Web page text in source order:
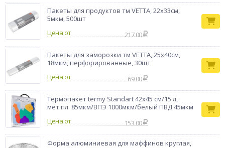
Пакеты для продуктов тм VETTA, 22x33см,
5мкм, 500шт
Цена от
217.00
Пакеты для заморозки тм VETTA, 25x40см,
18мкм, перфорированные, 30шт
Цена от
69.00
Термопакет termy Standart 42х45 см/15 л,
мет.пл. 85мкм/ВПЭ 1000мкм/белый ПВД 45мкм
Цена от
153.00
Форма алюминиевая для маффинов круглая,